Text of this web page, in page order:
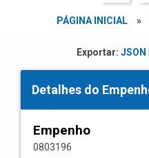
PÁGINA INICIAL »
Exportar: JSON
Detalhes do
Empenho
0803196